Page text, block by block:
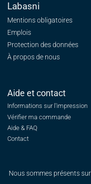
Labasni
Mentions obligatoires
Emplois
Protection des données
À propos de nous
Aide et contact
Informations sur l'impression
Vérifier ma commande
Aide & FAQ
Contact
Nous sommes présents